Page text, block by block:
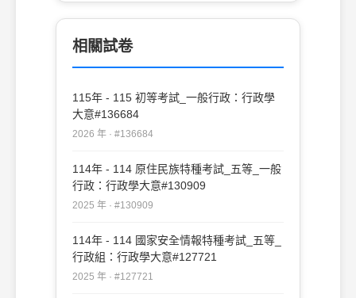
相關試卷
115年 - 115 初等考試_一般行政：行政學
大意#136684
2026 年 · #136684
114年 - 114 原住民族特種考試_五等_一般
行政：行政學大意#130909
2025 年 · #130909
114年 - 114 國家安全情報特種考試_五等_
行政組：行政學大意#127721
2025 年 · #127721